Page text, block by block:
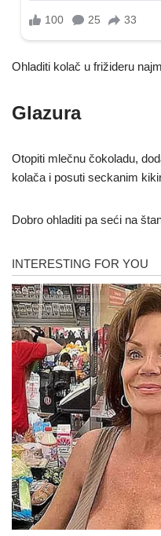
Ohladiti kolač u frižideru
Glazura
Otopiti mlečnu čokoladu,
kolača i posuti seckanim
Dobro ohladiti pa seći na